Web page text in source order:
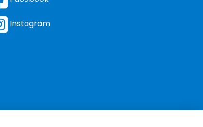
Instagram